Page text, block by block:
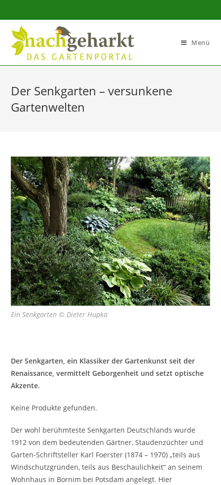
Sidebar-
Inhalt
Menü
Der Senkgarten – versunkene
Gartenwelten
Ein Senkgarten © Dieter Hupka
Der Senkgarten, ein Klassiker der Gartenkunst seit der
Renaissance, vermittelt Geborgenheit und setzt optische
Akzente.
Keine Produkte gefunden.
Der wohl berühmteste Senkgarten Deutschlands wurde
1912 von dem bedeutenden Gärtner, Staudenzüchter und
Garten-Schriftsteller Karl Foerster (1874 – 1970) „teils aus
Windschutzgründen, teils aus Beschaulichkeit“ an seinem
Wohnhaus in Bornim bei Potsdam angelegt. Hier